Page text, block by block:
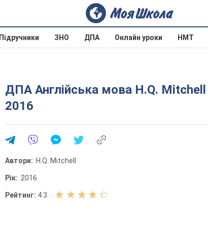
Підручники ЗНО ДПА Онлайн уроки НМТ
ДПА Англійська мова H.Q. Mitchell
2016
Автори: H.Q. Mitchell
Рік: 2016
Рейтинг: 4.3
О